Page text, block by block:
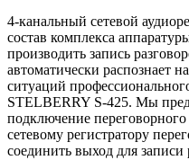
4-канальный сетевой
состав комплекса
производить запись
автоматически распознает
ситуаций
STELBERRY S-425. Мы
подключение
сетевому регистратору
соединить выход для записи